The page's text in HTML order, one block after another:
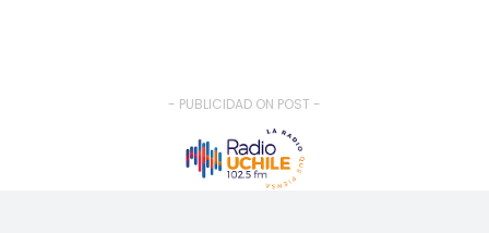
- PUBLICIDAD ON POST -